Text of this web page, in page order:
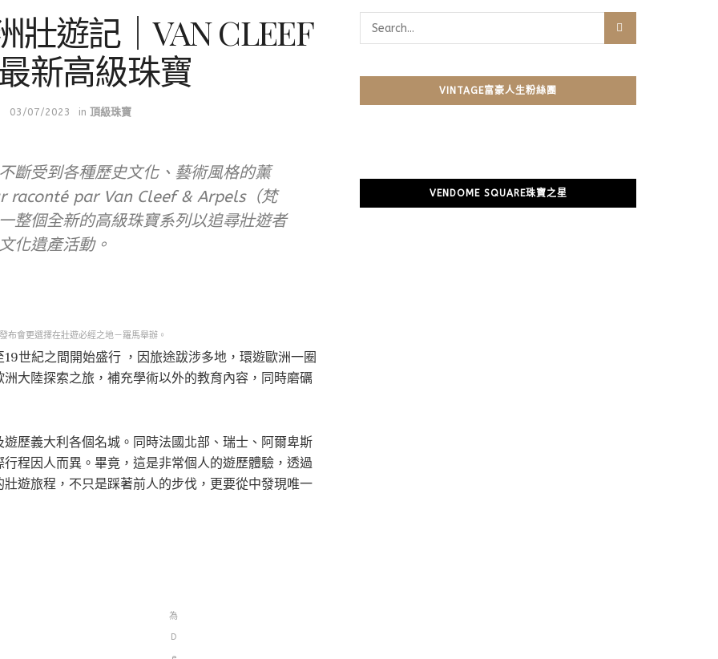
壯遊記｜VAN CLEEF
新高級珠寶
03/07/2023 in 頂級珠寶
斷受到各種歷史文化、藝術風格的薰
raconté par Van Cleef & Arpels（梵
整個全新的高級珠寶系列以追尋壯遊者
化遺產活動。
布會更選擇在壯遊必經之地－羅馬舉辦。
世紀之間開始盛行 ，因旅途跋涉多地，環遊歐洲一圈
大陸探索之旅，補充學術以外的教育內容，同時磨礪
歷義大利各個名城。同時法國北部、瑞士、阿爾卑斯
程因人而異。畢竟，這是非常個人的遊歷體驗，透過
遊旅程，不只是踩著前人的步伐，更要從中發現唯一
為
D
VINTAGE富豪人生粉絲團
VENDOME SQUARE珠寶之星